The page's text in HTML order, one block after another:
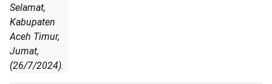
Selamat,
Kabupaten
Aceh Timur,
Jumat,
(26/7/2024).